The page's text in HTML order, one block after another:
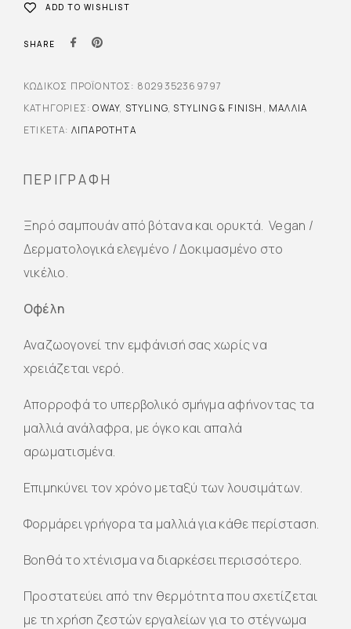
ADD TO WISHLIST
SHARE
ΠΕΡΙΓΡΑΦΉ
Ξηρό σαμπουάν από βότανα και ορυκτά. Vegan /
Δερματολογικά ελεγμένο / Δοκιμασμένο στο
νικέλιο.
Οφέλη
Αναζωογονεί την εμφάνισή σας χωρίς να
χρειάζεται νερό.
Απορροφά το υπερβολικό σμήγμα αφήνοντας τα
μαλλιά ανάλαφρα, με όγκο και απαλά
αρωματισμένα.
Επιμηκύνει τον χρόνο μεταξύ των λουσιμάτων.
Φορμάρει γρήγορα τα μαλλιά για κάθε περίσταση.
Βοηθά το χτένισμα να διαρκέσει περισσότερο.
Προστατεύει από την θερμότητα που σχετίζεται
με τη χρήση ζεστών εργαλείων για το στέγνωμα
ΚΩΔΙΚΌΣ ΠΡΟΪΌΝΤΟΣ: 8029352369797
ΚΑΤΗΓΟΡΊΕΣ:OWAY, STYLING, STYLING & FINISH , ΜΑΛΛΙΆ
ΕΤΙΚΈΤΑ: ΛΙΠΑΡΟΤΗΤΑ